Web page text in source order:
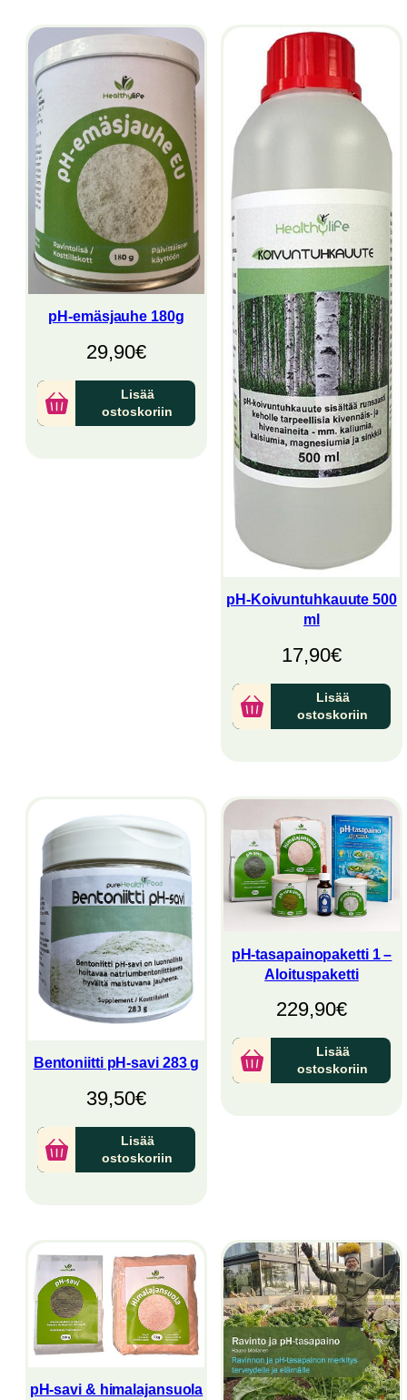
pH-emäsjauhe 180g
29,90€
Lisää
ostoskoriin
pH-Koivuntuhkauute 500
ml
17,90€
Lisää
ostoskoriin
Bentoniitti pH-savi 283 g
39,50€
Lisää
ostoskoriin
pH-tasapainopaketti 1 –
Aloituspaketti
229,90€
Lisää
ostoskoriin
pH-savi & himalajansuola